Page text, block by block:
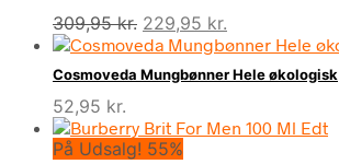
309,95kr. Den
oprindelige
pris
var:
229,95 kr.
aktuelle
pris
er:
Cosmoveda Mungbønner Hele økologisk
52,95 kr.
På Udsalg! 55%